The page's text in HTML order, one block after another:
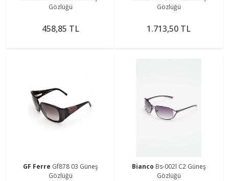
Gözlüğü
458,85 TL
Gözlüğü
1.713,50 TL
GF Ferre Gf878 03 Güneş
Gözlüğü
Bianco Bs-002l C2 Güneş
Gözlüğü